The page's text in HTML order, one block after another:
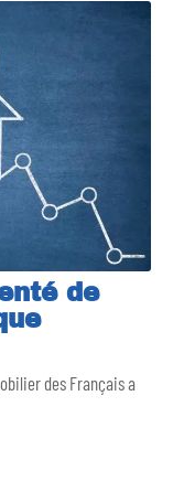
de
des Français a